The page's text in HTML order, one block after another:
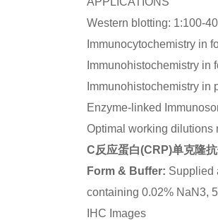
Western blotting: 1:100-
Immunocytochemistry in
Immunohistochemistry in
Immunohistochemistry in
Enzyme-linked
Optimal working dilutions
C反应蛋白(CRP)单克隆
Form & Buffer: Supplied
containing 0.02% NaN3,
IHC Images